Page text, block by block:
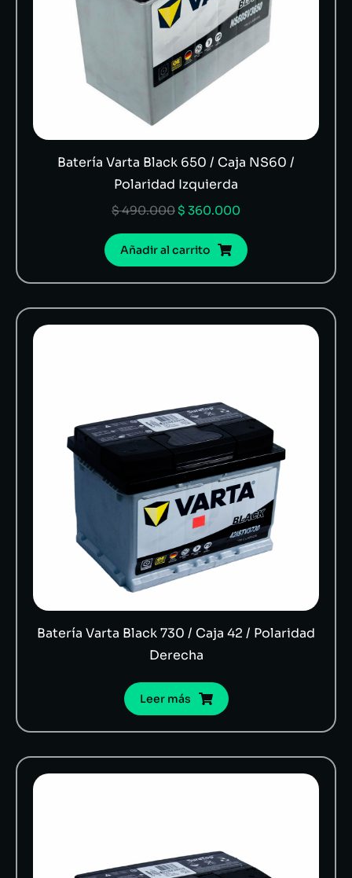
Batería Varta Black 650 / Caja NS60 /
Polaridad Izquierda
$490.000 $ 360.000
Añadir al carrito
Batería Varta Black 730 / Caja 42 / Polaridad
Derecha
Leer más